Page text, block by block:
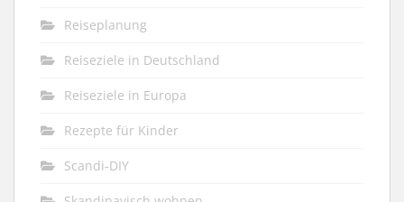
Reiseplanung
Reiseziele in Deutschland
Reiseziele in Europa
Rezepte für Kinder
Scandi-DIY